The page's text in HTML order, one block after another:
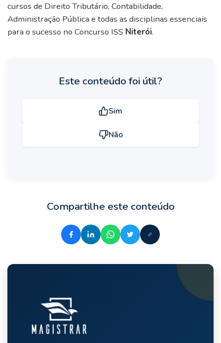
cursos de Direito Tributário, Contabilidade,
Administração Pública e todas as disciplinas essenciais
para o sucesso no Concurso ISS Niterói.
Este conteúdo foi útil?
Sim
Não
Compartilhe este conteúdo